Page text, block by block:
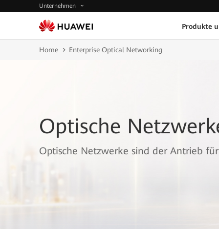
Unternehmen
Produkte
Home Enterprise Optical Networking
Optische
Optische Netzwerke sind der Antrieb